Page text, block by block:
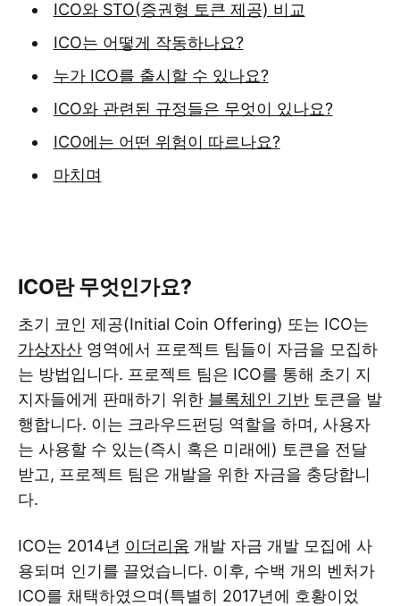
ICO와 STO(증권형 토큰 제공) 비교
ICO는 어떻게 작동하나요?
누가 ICO를 출시할 수 있나요?
ICO와 관련된 규정들은 무엇이 있나요?
ICO에는 어떤 위험이 따르나요?
마치며
ICO란 무엇인가요?
초기 코인 제공(Initial Coin Offering) 또는 ICO는
가상자산 영역에서 프로젝트 팀들이 자금을 모집하
는 방법입니다. 프로젝트 팀은 ICO를 통해 초기 지
지자들에게 판매하기 위한 블록체인 기반 토큰을 발
행합니다. 이는 크라우드펀딩 역할을 하며, 사용자
는 사용할 수 있는(즉시 혹은 미래에) 토큰을 전달
받고, 프로젝트 팀은 개발을 위한 자금을 충당합니
다.
ICO는 2014년 이더리움 개발 자금 개발 모집에 사
용되며 인기를 끌었습니다. 이후, 수백 개의 벤처가
ICO를 채택하였으며(특별히 2017년에 호황이었